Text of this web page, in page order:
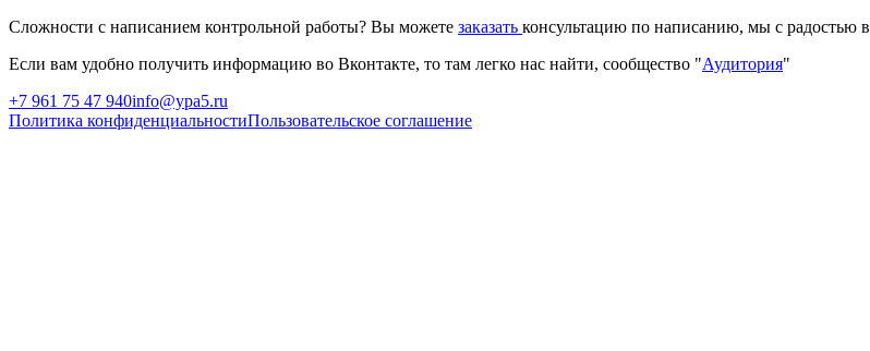
Сложности с написанием контрольной работы? Вы можете заказать консультацию по написанию, мы с радостью
Если вам удобно получить информацию во Вконтакте, то там легко нас найти, сообщество "Аудитория"
+7 961 75 47 940info@ypa5.ru
Политика конфиденциальностиПользовательское соглашение